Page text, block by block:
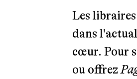
Les
dans
cœur. Pour
ou offrez